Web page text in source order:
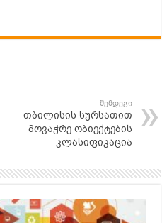
შემდეგი
თბილისის სურსათით
მოვაჭრე ობიექტების
კლასიფიკაცია